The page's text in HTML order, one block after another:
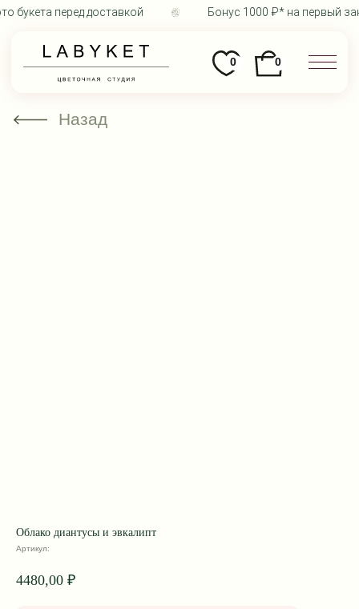
букета перед доставкой Бонус 1000 ₽* на первый
Назад
Облако диантусы и эвкалипт
Артикул:
4480,00 ₽